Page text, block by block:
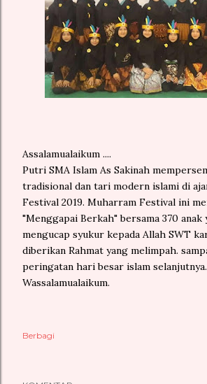
Assalamualaikum ....
Putri SMA Islam As Sakinah
tradisional dan tari modern islami di
Festival 2019. Muharram Festival ini
"Menggapai Berkah" bersama 370 anak
mengucap syukur kepada Allah SWT
diberikan Rahmat yang melimpah.
peringatan hari besar islam selanjutnya.
Wassalamualaikum.
Berbagi